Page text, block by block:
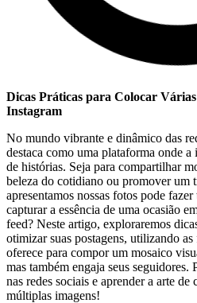
Dicas Práticas para Colocar
Instagram
No mundo‍ vibrante e dinâmico das
destaca‌ como uma plataforma onde
​de histórias. ⁤Seja para compartilhar
beleza do cotidiano ou promover um
apresentamos nossas fotos pode
capturar a essência de uma ocasião
feed?‍ Neste artigo, exploraremos
otimizar suas postagens, utilizando
oferece para compor um mosaico
mas também engaja​ seus seguidores.
nas redes sociais e aprender a arte
múltiplas imagens!